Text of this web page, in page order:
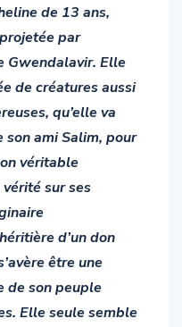
de 13 ans,
par
Gwendalavir. Elle
de créatures aussi
qu’elle va
ami Salim, pour
véritable
sur ses
d’un don
être une
de son peuple
Elle seule semble